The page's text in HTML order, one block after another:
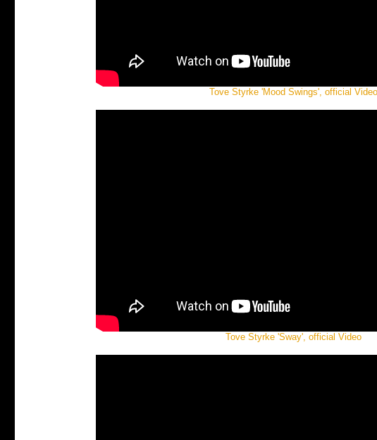
Tove Styrke 'Mood Swings', official Video
Tove Styrke 'Sway', official Video